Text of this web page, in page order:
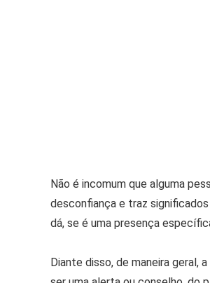
Não é incomum que alguma
desconfiança e traz
dá, se é uma presença
Diante disso, de maneira geral,